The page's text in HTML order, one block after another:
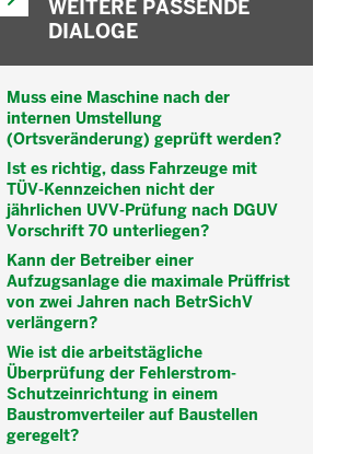
WEITERE PASSENDE
DIALOGE
Muss eine Maschine nach der
internen Umstellung
(Ortsveränderung) geprüft werden?
Ist es richtig, dass Fahrzeuge mit
TÜV-Kennzeichen nicht der
jährlichen UVV-Prüfung nach DGUV
Vorschrift 70 unterliegen?
Kann der Betreiber einer
Aufzugsanlage die maximale Prüffrist
von zwei Jahren nach BetrSichV
verlängern?
Wie ist die arbeitstägliche
Überprüfung der Fehlerstrom-
Schutzeinrichtung in einem
Baustromverteiler auf Baustellen
geregelt?